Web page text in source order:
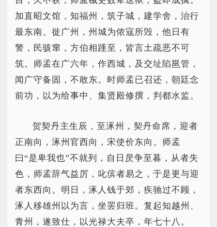
加直昭文馆，知福州，筑子城，建学舍，治行
最东南。徙广州，州城为侬寇所毁，他日有
警，民骇窜，方伯相踵至，皆言土疏恶不可
筑。师孟在广六年，作西城，及交址陷邕管，
闻广守备固，不敢东。时师孟已召还，朝廷念
前功，以为给事中、集贤殿修撰，判都水监。
贺契丹主生辰，至涿州，契丹命席，迎者
正南向，涿州官西向，宋使价东向。师孟
曰“是卑我也”不就列，自日昃争至暮，从者失
色，师孟辞气益厉，叱傧者易之，于是更与迎
者东西向。明日，涿人钱于郊，疾驰过不顾，
涿人移雄州以为言，坐罢归班。复起知越州、
青州，遂致仕，以光禄大夫卒，年七十八。